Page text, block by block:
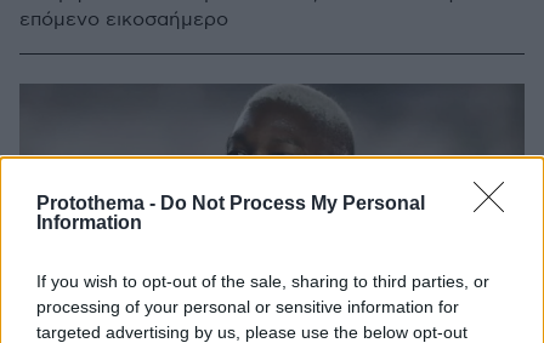
Protothema - Do Not Process My Personal
Information
If you wish to opt-out of the sale, sharing to third parties, or
processing of your personal or sensitive information for
targeted advertising by us, please use the below opt-out
επόμενο εικοσαήμερο